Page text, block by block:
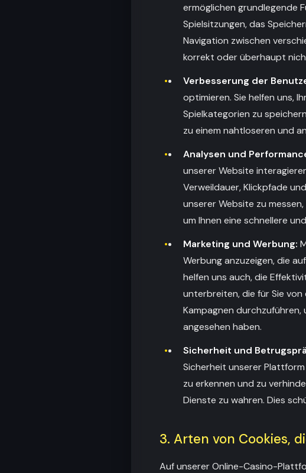
ermöglichen grundlegende
Spielsitzungen, das
Navigation zwischen
korrekt oder überhaupt
Verbesserung der
optimieren. Sie helfen uns,
Spielkategorien zu
zu einem nahtloseren und
Analysen und
unserer Website
Verweildauer, Klickpfade
unserer Website zu
um Ihnen eine schnellere
Marketing und Werbung:
Werbung anzuzeigen, die
helfen uns auch, die
unterbreiten, die für Sie
Kampagnen
angesehen haben.
Sicherheit und
Sicherheit unserer
zu erkennen und zu
Dienste zu wahren. Dies
3. Arten von Cookies,
Auf unserer Online-Casino-